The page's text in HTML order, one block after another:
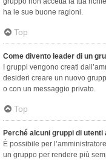
ha le sue buone ragioni.
Top
Come divento leader di un
I gruppi vengono creati
desideri creare un nuovo
o con un messaggio privato.
Top
Perché alcuni gruppi di
È possibile per
un gruppo per rendere più